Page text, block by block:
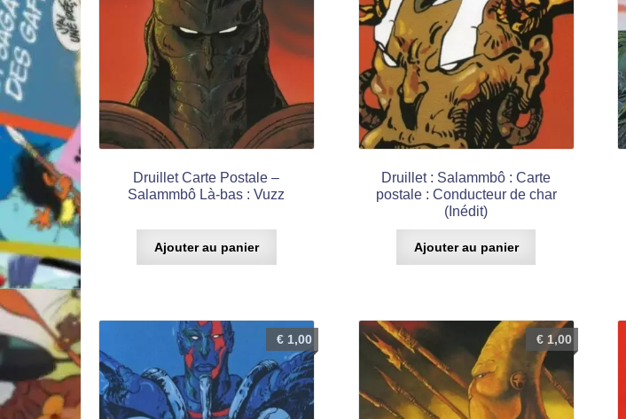
Druillet Carte Postale –
Salammbô Là-bas : Vuzz
Ajouter au panier
Druillet : Salammbô : Carte
postale : Conducteur de char
(Inédit)
Ajouter au panier
€1,00 €1,00